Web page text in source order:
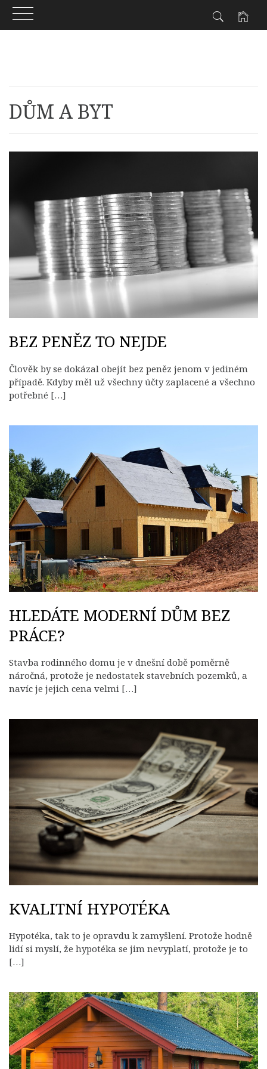
DŮM A BYT
BEZ PENĚZ TO NEJDE
Člověk by se dokázal obejít bez peněz jenom v jediném
případě. Kdyby měl už všechny účty zaplacené a všechno
potřebné […]
HLEDÁTE MODERNÍ DŮM BEZ
PRÁCE?
Stavba rodinného domu je v dnešní době poměrně
náročná, protože je nedostatek stavebních pozemků, a
navíc je jejich cena velmi […]
KVALITNÍ HYPOTÉKA
Hypotéka, tak to je opravdu k zamyšlení. Protože hodně
lidí si myslí, že hypotéka se jim nevyplatí, protože je to
[…]